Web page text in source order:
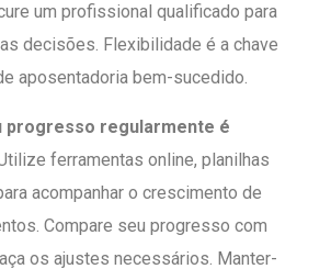
um profissional qualificado para
decisões. Flexibilidade é a chave
aposentadoria bem-sucedido.
progresso regularmente é
ferramentas online, planilhas
acompanhar o crescimento de
Compare seu progresso com
os ajustes necessários. Manter-